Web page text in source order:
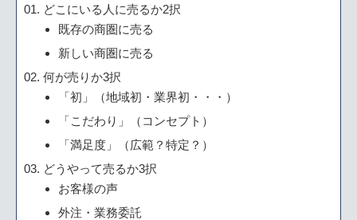
どこにいる人に売るか2択
既存の商圏に売る
新しい商圏に売る
何が売りか3択
「初」（地域初・業界初・・・）
「こだわり」（コンセプト）
「満足度」（広範？特定？）
どうやって売るか3択
お客様の声
外注・業務委託